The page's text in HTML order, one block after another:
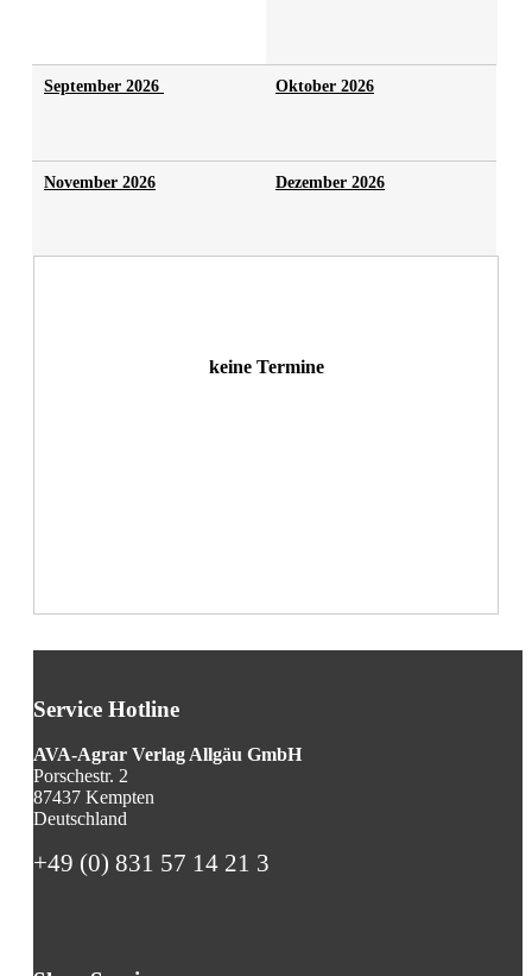
September 2026 Oktober 2026
November 2026 Dezember 2026
keine Termine
Service Hotline
AVA-Agrar Verlag Allgäu GmbH
Porschestr. 2
87437 Kempten
Deutschland
+49 (0) 831 57 14 21 3